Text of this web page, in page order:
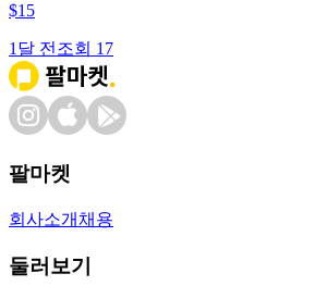
$15
1달 전 조회 17
팔마켓
회사소개 채용
둘러보기